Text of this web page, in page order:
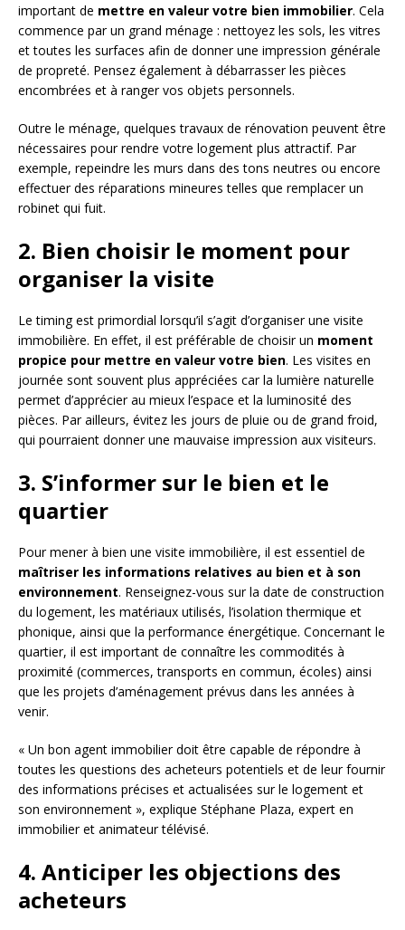
important de mettre en valeur votre bien immobilier. Cela
commence par un grand ménage : nettoyez les sols, les vitres
et toutes les surfaces afin de donner une impression générale
de propreté. Pensez également à débarrasser les pièces
encombrées et à ranger vos objets personnels.
Outre le ménage, quelques travaux de rénovation peuvent être
nécessaires pour rendre votre logement plus attractif. Par
exemple, repeindre les murs dans des tons neutres ou encore
effectuer des réparations mineures telles que remplacer un
robinet qui fuit.
2. Bien choisir le moment pour
organiser la visite
Le timing est primordial lorsqu’il s’agit d’organiser une visite
immobilière. En effet, il est préférable de choisir un moment
propice pour mettre en valeur votre bien. Les visites en
journée sont souvent plus appréciées car la lumière naturelle
permet d’apprécier au mieux l’espace et la luminosité des
pièces. Par ailleurs, évitez les jours de pluie ou de grand froid,
qui pourraient donner une mauvaise impression aux visiteurs.
3. S’informer sur le bien et le
quartier
Pour mener à bien une visite immobilière, il est essentiel de
maîtriser les informations relatives au bien et à son
environnement. Renseignez-vous sur la date de construction
du logement, les matériaux utilisés, l’isolation thermique et
phonique, ainsi que la performance énergétique. Concernant le
quartier, il est important de connaître les commodités à
proximité (commerces, transports en commun, écoles) ainsi
que les projets d’aménagement prévus dans les années à
venir.
« Un bon agent immobilier doit être capable de répondre à
toutes les questions des acheteurs potentiels et de leur fournir
des informations précises et actualisées sur le logement et
son environnement », explique Stéphane Plaza, expert en
immobilier et animateur télévisé.
4. Anticiper les objections des
acheteurs